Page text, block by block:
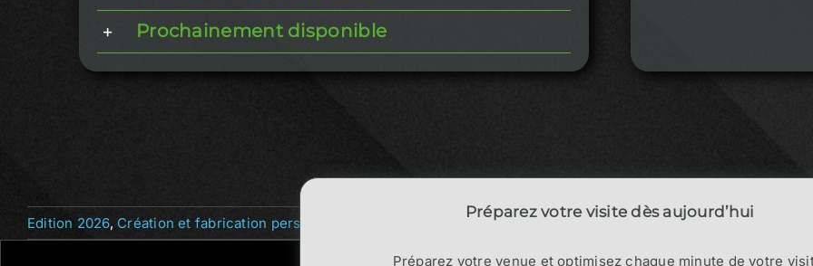
Prochainement disponible
Edition 2026, Création et fabrication personnalisée Fiche entreprise ,Partenaire
Préparez votre visite dès aujourd’hui
Préparez votre venue et optimisez chaque minute de votre